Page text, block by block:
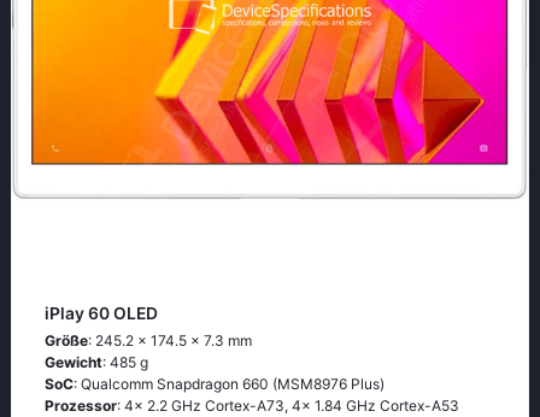
iPlay 60 OLED
Größe: 245.2 x 174.5 x 7.3 mm
Gewicht: 485 g
SoC: Qualcomm Snapdragon 660 (MSM8976 Plus)
Prozessor: 4x 2.2 GHz Cortex-A73, 4x 1.84 GHz Cortex-A53